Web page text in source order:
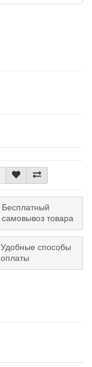
Бесплатный
самовывоз товара
Удобные способы
оплаты